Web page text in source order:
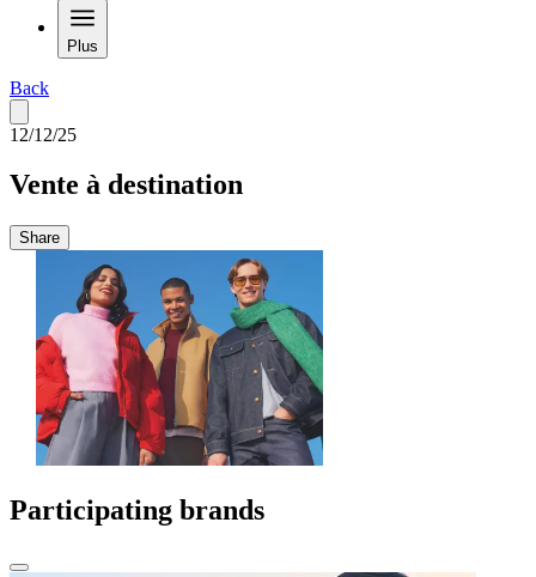
Plus
Back
12/12/25
Vente à destination
Share
Participating brands